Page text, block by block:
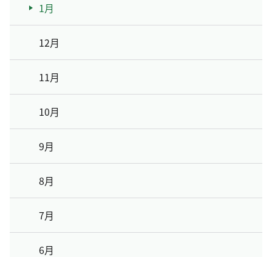
1月
12月
11月
10月
9月
8月
7月
6月